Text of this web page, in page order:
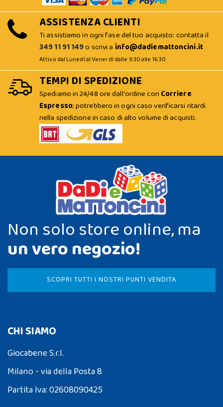
ASSISTENZA CLIENTI
Ti assistiamo in ogni fase del tuo acquisto: contatta il
349 11 91 149o scrivi a info@dadiemattoncini.it
Attivo dal Lunedì al Venerdì dalle 9:30 alle 16:30
TEMPI DI SPEDIZIONE
Spediamo in 24/48 ore dall'ordine con Corriere
Espresso; potrebbero in ogni caso verificarsi ritardi
nella spedizione in caso di alto volume di acquisti.
Non solo store online, ma
un vero negozio!
SCOPRI TUTTI I NOSTRI PUNTI VENDITA
CHI SIAMO
Giocabene S.r.l.
Milano - via della Posta 8
Partita Iva: 02608090425